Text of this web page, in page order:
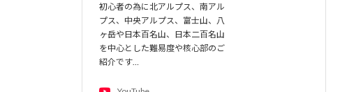
初心者の為に北アルプス、南アル
プス、中央アルプス、富士山、八
ヶ岳や日本百名山、日本二百名山
を中心とした難易度や核心部のご
紹介です…